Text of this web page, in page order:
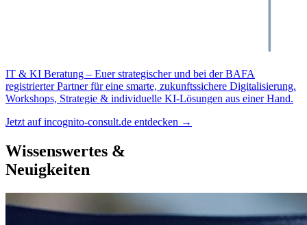
IT & KI Beratung – Euer strategischer und bei der BAFA
registrierter Partner für eine smarte, zukunftssichere Digitalisierung.
Workshops, Strategie & individuelle KI-Lösungen aus einer Hand.
Jetzt auf incognito-consult.de entdecken →
Wissenswertes &
Neuigkeiten